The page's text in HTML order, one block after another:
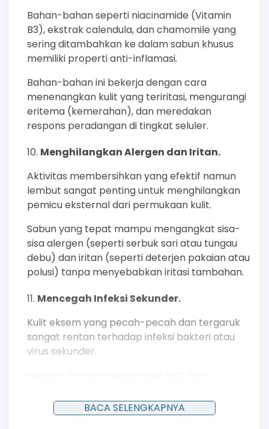
Bahan-bahan seperti niacinamide (Vitamin
B3), ekstrak calendula, dan chamomile yang
sering ditambahkan ke dalam sabun khusus
memiliki properti anti-inflamasi.
Bahan-bahan ini bekerja dengan cara
menenangkan kulit yang teriritasi, mengurangi
eritema (kemerahan), dan meredakan
respons peradangan di tingkat seluler.
Menghilangkan Alergen dan Iritan.
Aktivitas membersihkan yang efektif namun
lembut sangat penting untuk menghilangkan
pemicu eksternal dari permukaan kulit.
Sabun yang tepat mampu mengangkat sisa-
sisa alergen (seperti serbuk sari atau tungau
debu) dan iritan (seperti deterjen pakaian atau
polusi) tanpa menyebabkan iritasi tambahan.
Mencegah Infeksi Sekunder.
Kulit eksem yang pecah-pecah dan tergaruk
sangat rentan terhadap infeksi bakteri atau
virus sekunder.
sesuai mengurangi risiko masuknya patogen ke
dalam kulit, sehingga mencegah komplikasi
BACA SELENGKAPNYA